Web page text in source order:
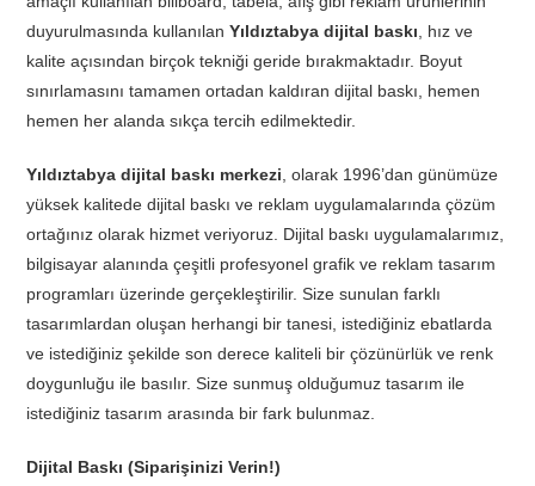
duyurulmasında kullanılanYıldıztabya dijital baskı, hız ve
kalite açısından birçok tekniği geride bırakmaktadır. Boyut
sınırlamasını tamamen ortadan kaldıran dijital baskı, hemen
hemen her alanda sıkça tercih edilmektedir.
Yıldıztabya dijital baskı merkezi, olarak 1996’dan günümüze
yüksek kalitede dijital baskı ve reklam uygulamalarında çözüm
ortağınız olarak hizmet veriyoruz. Dijital baskı uygulamalarımız,
bilgisayar alanında çeşitli profesyonel grafik ve reklam tasarım
programları üzerinde gerçekleştirilir. Size sunulan farklı
tasarımlardan oluşan herhangi bir tanesi, istediğiniz ebatlarda
ve istediğiniz şekilde son derece kaliteli bir çözünürlük ve renk
doygunluğu ile basılır. Size sunmuş olduğumuz tasarım ile
istediğiniz tasarım arasında bir fark bulunmaz.
Dijital Baskı (Siparişinizi Verin!)